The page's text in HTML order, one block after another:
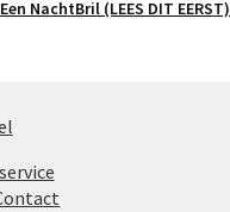
NachtBril (LEES DIT EERST)